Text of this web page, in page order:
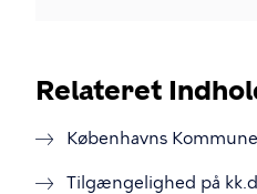
Relateret
Københavns
Tilgængelighed på